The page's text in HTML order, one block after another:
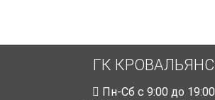
ГК КРОВАЛЬЯНС
Пн-Cб с 9:00 до 19:00